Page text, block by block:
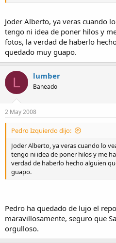
Joder Alberto, ya veras cuando
tengo ni idea de poner hilos y
fotos, la verdad de haberlo
quedado muy guapo.
L lumber
Baneado
2 May 2008
Pedro Izquierdo dijo:
Joder Alberto, ya veras cuando lo
tengo ni idea de poner hilos y me
verdad de haberlo hecho alguien
guapo.
Pedro ha quedado de lujo el
maravillosamente, seguro que
orgulloso.